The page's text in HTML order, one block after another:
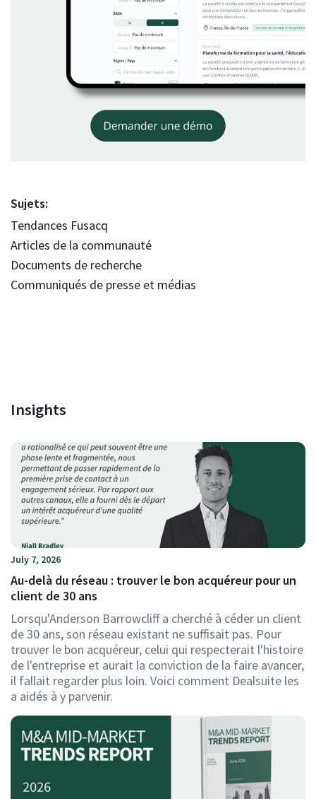
Sujets:
Tendances Fusacq
Articles de la communauté
Documents de recherche
Communiqués de presse et médias
Insights
July 7, 2026
Au-delà du réseau : trouver le bon acquéreur pour un
client de 30 ans
Lorsqu'Anderson Barrowcliff a cherché à céder un client
de 30 ans, son réseau existant ne suffisait pas. Pour
trouver le bon acquéreur, celui qui respecterait l'histoire
de l'entreprise et aurait la conviction de la faire avancer,
il fallait regarder plus loin. Voici comment Dealsuite les
a aidés à y parvenir.